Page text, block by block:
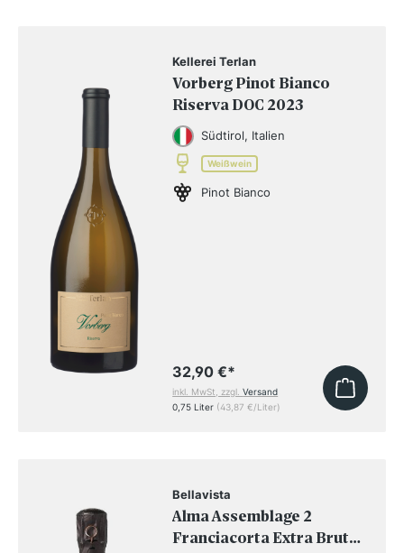
Kellerei Terlan
Vorberg Pinot Bianco
Riserva DOC 2023
Südtirol, Italien
Weißwein
Pinot Bianco
32,90 €*
inkl. MwSt, zzgl.Versand
0,75 Liter (43,87 €/Liter)
Bellavista
Alma Assemblage 2
Franciacorta Extra Brut